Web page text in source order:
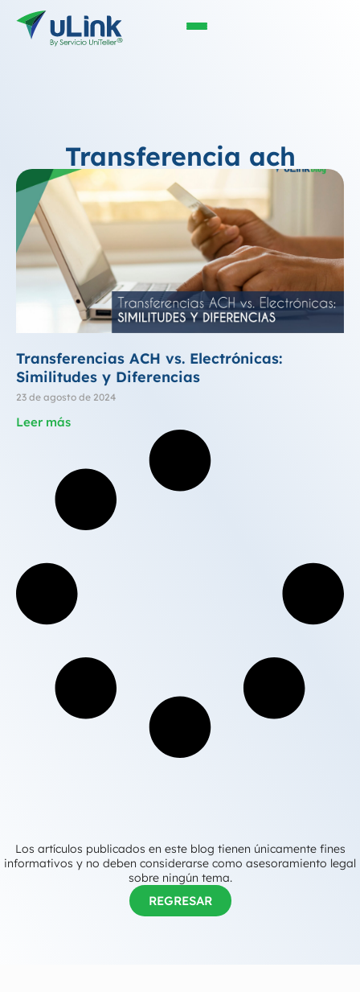
Transferencia ach
Transferencias ACH vs. Electrónicas:
Similitudes y Diferencias
23 de agosto de 2024
Leer más
Los artículos publicados en este blog tienen únicamente fines
informativos y no deben considerarse como asesoramiento legal
sobre ningún tema.
REGRESAR